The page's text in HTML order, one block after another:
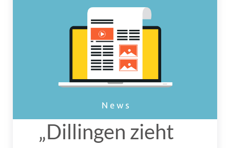
„Dillingen zieht